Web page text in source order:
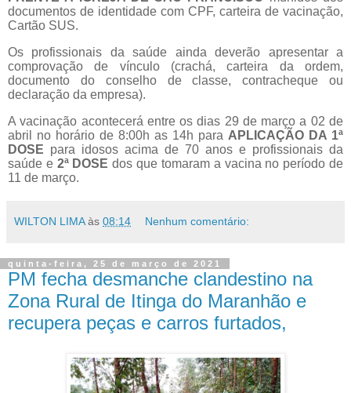
documentos de identidade com CPF, carteira de vacinação,
Cartão SUS.
Os profissionais da saúde ainda deverão apresentar a
comprovação de vínculo (crachá, carteira da ordem,
documento do conselho de classe, contracheque ou
declaração da empresa).
A vacinação acontecerá entre os dias 29 de março a 02 de
abril no horário de 8:00h as 14h para APLICAÇÃO DA 1ª
DOSE para idosos acima de 70 anos e profissionais da
saúde e 2ª DOSE dos que tomaram a vacina no período de
11 de março.
WILTON LIMA às 08:14 Nenhum comentário:
quinta-feira, 25 de março de 2021
PM fecha desmanche clandestino na
Zona Rural de Itinga do Maranhão e
recupera peças e carros furtados,